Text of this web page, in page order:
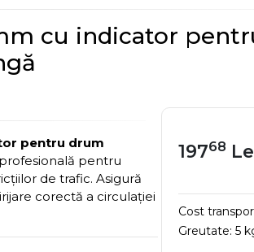
cu indicator
pentru drum
pentru
de trafic. Asigură
corectă a circulației
19768
Cost
Greutate:5